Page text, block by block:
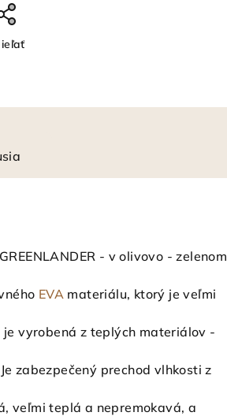
- v olivovo - zelenom
EVA materiálu, ktorý je veľmi
vyrobená z teplých materiálov -
zabezpečený prechod vlhkosti z
veľmi teplá a nepremokavá, a